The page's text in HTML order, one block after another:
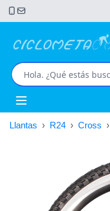
Open main menu
Llantas › R24 › Cross ›